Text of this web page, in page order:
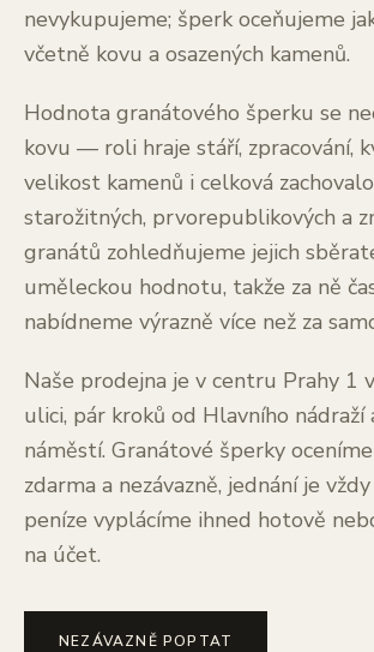
nevykupujeme; šperk oceňujeme
včetně kovu a osazených kamenů.
Hodnota granátového šperku se
kovu — roli hraje stáří, zpracování,
velikost kamenů i celková
starožitných, prvorepublikových a
granátů zohledňujeme jejich
uměleckou hodnotu, takže za ně
nabídneme výrazně více než za
Naše prodejna je v centru Prahy 1
ulici, pár kroků od Hlavního nádraží
náměstí. Granátové šperky
zdarma a nezávazně, jednání je
peníze vyplácíme ihned hotově
na účet.
NEZÁVAZNĚ POPTAT